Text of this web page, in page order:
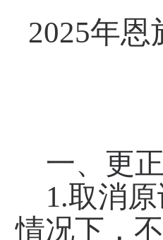
2025年
一、更
1.取消原
情况下，